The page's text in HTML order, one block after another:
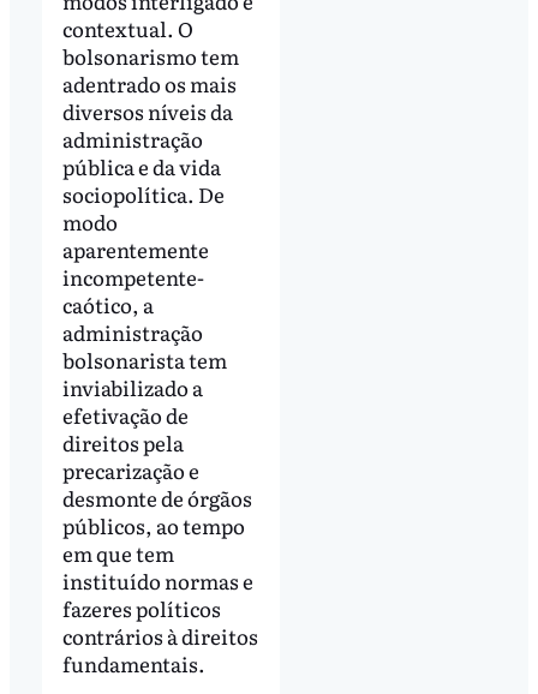
contextual. O
bolsonarismo tem
adentrado os mais
diversos níveis da
administração
pública e da vida
sociopolítica. De
modo
aparentemente
incompetente-
caótico, a
administração
bolsonarista tem
inviabilizado a
efetivação de
direitos pela
precarização e
desmonte de órgãos
públicos, ao tempo
em que tem
instituído normas e
fazeres políticos
contrários à direitos
fundamentais.